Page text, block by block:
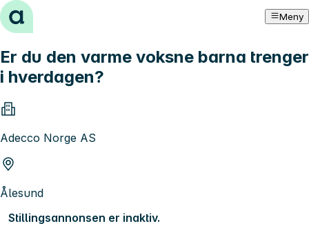
Hopp til innhold Meny
Er du den varme voksne barna trenger
i hverdagen?
Adecco Norge AS
Ålesund
Stillingsannonsen er inaktiv.